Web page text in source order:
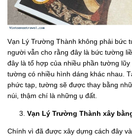
Vạn Lý Trường Thành không phải bức
người vẫn cho rằng đây là bức tường
đây là tổ hợp của nhiều phần tường
tường có nhiều hình dáng khác nhau.
phức tạp, tường sẽ được thay bằng
núi, thậm chí là những ụ đất.
Vạn Lý Trường Thành xây
Chính vì đã được xây dựng cách đây